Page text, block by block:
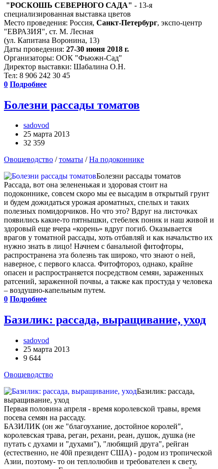
"РОСКОШЬ СЕВЕРНОГО САДА" - 13-я
специализированная выставка цветов
Место проведения: Россия, Санкт-Петербург, экспо-центр
"ЕВРАЗИЯ", ст. М. Лесная
(ул. Капитана Воронина, 13)
Даты проведения: 27-30 июня 2018 г.
Организаторы: ООК "Фьюжн-Сад"
Директор выставки: Шабалина О.Н.
Тел: 8 906 242 30 45
0 Подробнее
Болезни рассады томатов
sadovod
25 марта 2013
32 359
Овощеводство /томаты /На подоконнике
Болезни рассады томатов
Рассада, вот она зелененькая и здоровая стоит на
подоконнике, совсем скоро мы ее высадим в открытый грунт
и будем дожидаться урожая ароматных, спелых и таких
полезных помидорчиков. Но что это? Вдруг на листочках
появились какие-то пятнышки, стебелек поник и наш живой и
здоровый еще вчера «корень» вдруг погиб. Оказывается
врагов у томатной рассады, хоть отбавляй и как начальство их
нужно знать в лицо! Начнем с банальной фитофторы,
распространена эта болезнь так широко, что знают о ней,
наверное, с первого класса. Фитофтороз, однако, крайне
опасен и распространяется посредством семян, зараженных
ратсений, зараженной почвы, а также как простуда у человека
– воздушно-капельным путем.
0 Подробнее
Базилик: рассада, выращивание, уход
sadovod
25 марта 2013
9 644
Овощеводство
Базилик: рассада,
выращивание, уход
Первая половина апреля - время королевской травы, время
посева семян на рассаду.
БАЗИЛИК (он же "благоухание, достойное королей",
королевская трава, реган, рехани, реан, душок, душка (не
путать с духами и "духами"), "любящий друга", рейган
(естественно, не 40й президент США) - родом из тропической
Азии, поэтому- то он теплолюбив и требователен к свету,